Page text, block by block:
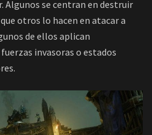
Algunos se centran en destruir
otros lo hacen en atacar a
de ellos aplican
invasoras o estados